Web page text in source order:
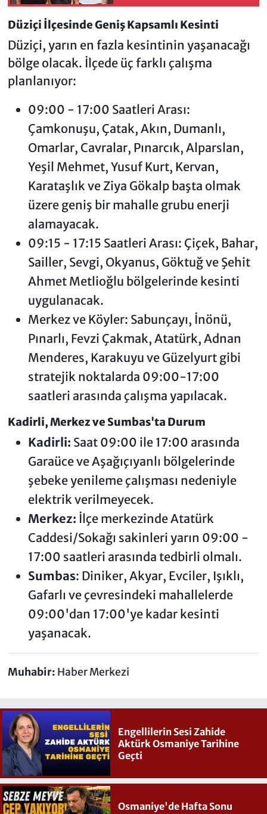
Düziçi İlçesinde Geniş Kapsamlı Kesinti
Düziçi, yarın en fazla kesintinin yaşanacağı
bölge olacak. İlçede üç farklı çalışma
planlanıyor:
09:00 - 17:00 Saatleri Arası:
Çamkonuşu, Çatak, Akın, Dumanlı,
Omarlar, Cavralar, Pınarcık, Alparslan,
Yeşil Mehmet, Yusuf Kurt, Kervan,
Karataşlık ve Ziya Gökalp başta olmak
üzere geniş bir mahalle grubu enerji
alamayacak.
09:15 - 17:15 Saatleri Arası: Çiçek, Bahar,
Sailler, Sevgi, Okyanus, Göktuğ ve Şehit
Ahmet Metlioğlu bölgelerinde kesinti
uygulanacak.
Merkez ve Köyler: Sabunçayı, İnönü,
Pınarlı, Fevzi Çakmak, Atatürk, Adnan
Menderes, Karakuyu ve Güzelyurt gibi
stratejik noktalarda 09:00-17:00
saatleri arasında çalışma yapılacak.
Kadirli, Merkez ve Sumbas'ta Durum
Kadirli: Saat 09:00 ile 17:00 arasında
Garaüce ve Aşağıçıyanlı bölgelerinde
şebeke yenileme çalışması nedeniyle
elektrik verilmeyecek.
Merkez: İlçe merkezinde Atatürk
Caddesi/Sokağı sakinleri yarın 09:00 -
17:00 saatleri arasında tedbirli olmalı.
Sumbas: Diniker, Akyar, Evciler, Işıklı,
Gafarlı ve çevresindeki mahallelerde
09:00'dan 17:00'ye kadar kesinti
yaşanacak.
Muhabir: Haber Merkezi
Engellilerin Sesi Zahide
Aktürk Osmaniye Tarihine
Geçti
Osmaniye'de Hafta Sonu